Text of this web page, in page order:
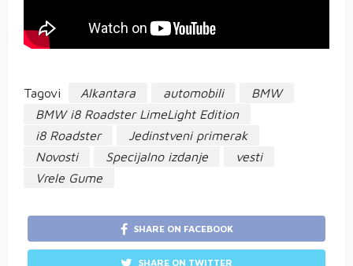
Tagovi Alkantara automobili
BMW
BMW i8 Roadster LimeLight Edition
i8 Roadster
Jedinstveni primerak
Novosti
Specijalno izdanje
vesti
Vrele Gume
SHARE ON FACEBOOK
SHARE ON TWITTER